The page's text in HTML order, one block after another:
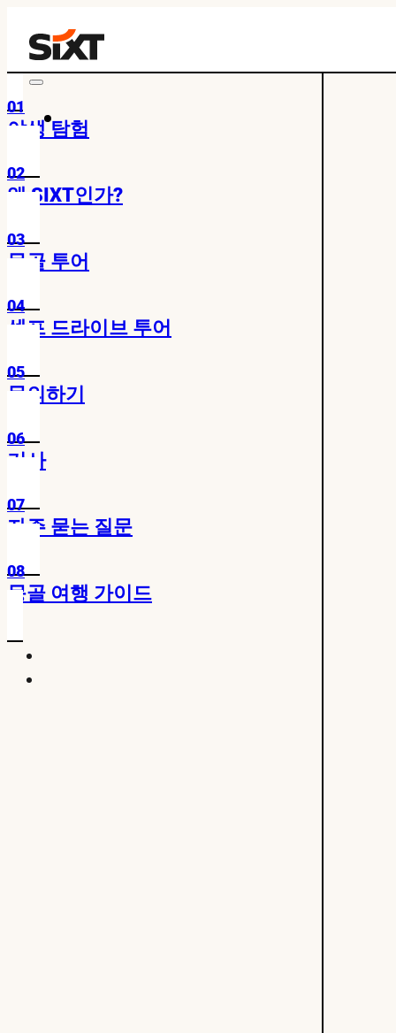
01
야생 탐험
02
왜 SIXT인가?
03
몽골 투어
04
셀프 드라이브 투어
05
문의하기
06
기사
07
자주 묻는 질문
08
몽골 여행 가이드